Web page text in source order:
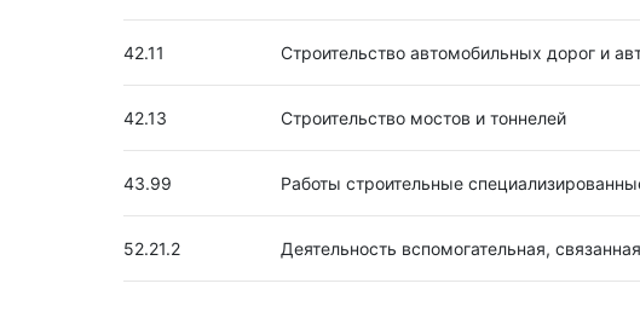
42.11 Строительство автомобильных дорог и
42.13 Строительство мостов и тоннелей
43.99 Работы строительные
52.21.2 Деятельность вспомогательная,